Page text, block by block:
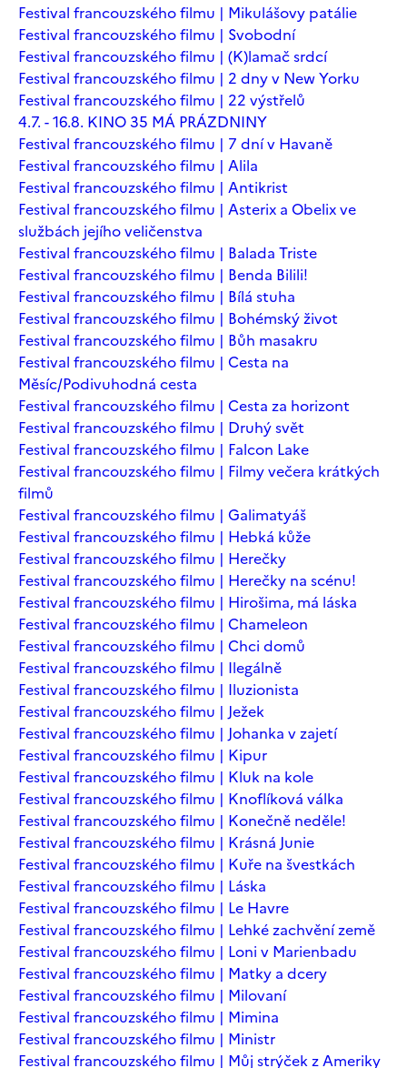
Festival francouzského filmu | Mikulášovy patálie
Festival francouzského filmu | Svobodní
Festival francouzského filmu | (K)lamač srdcí
Festival francouzského filmu | 2 dny v New Yorku
Festival francouzského filmu | 22 výstřelů
4.7. - 16.8. KINO 35 MÁ PRÁZDNINY
Festival francouzského filmu | 7 dní v Havaně
Festival francouzského filmu | Alila
Festival francouzského filmu | Antikrist
Festival francouzského filmu | Asterix a Obelix ve
službách jejího veličenstva
Festival francouzského filmu | Balada Triste
Festival francouzského filmu | Benda Bilili!
Festival francouzského filmu | Bílá stuha
Festival francouzského filmu | Bohémský život
Festival francouzského filmu | Bůh masakru
Festival francouzského filmu | Cesta na
Měsíc/Podivuhodná cesta
Festival francouzského filmu | Cesta za horizont
Festival francouzského filmu | Druhý svět
Festival francouzského filmu | Falcon Lake
Festival francouzského filmu | Filmy večera krátkých
filmů
Festival francouzského filmu | Galimatyáš
Festival francouzského filmu | Hebká kůže
Festival francouzského filmu | Herečky
Festival francouzského filmu | Herečky na scénu!
Festival francouzského filmu | Hirošima, má láska
Festival francouzského filmu | Chameleon
Festival francouzského filmu | Chci domů
Festival francouzského filmu | Ilegálně
Festival francouzského filmu | Iluzionista
Festival francouzského filmu | Ježek
Festival francouzského filmu | Johanka v zajetí
Festival francouzského filmu | Kipur
Festival francouzského filmu | Kluk na kole
Festival francouzského filmu | Knoflíková válka
Festival francouzského filmu | Konečně neděle!
Festival francouzského filmu | Krásná Junie
Festival francouzského filmu | Kuře na švestkách
Festival francouzského filmu | Láska
Festival francouzského filmu | Le Havre
Festival francouzského filmu | Lehké zachvění země
Festival francouzského filmu | Loni v Marienbadu
Festival francouzského filmu | Matky a dcery
Festival francouzského filmu | Milovaní
Festival francouzského filmu | Mimina
Festival francouzského filmu | Ministr
Festival francouzského filmu | Můj strýček z Ameriky